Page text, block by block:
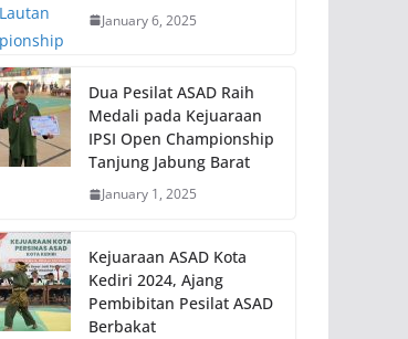
January 6, 2025
Dua Pesilat ASAD Raih
Medali pada Kejuaraan
IPSI Open Championship
Tanjung Jabung Barat
January 1, 2025
Kejuaraan ASAD Kota
Kediri 2024, Ajang
Pembibitan Pesilat ASAD
Berbakat